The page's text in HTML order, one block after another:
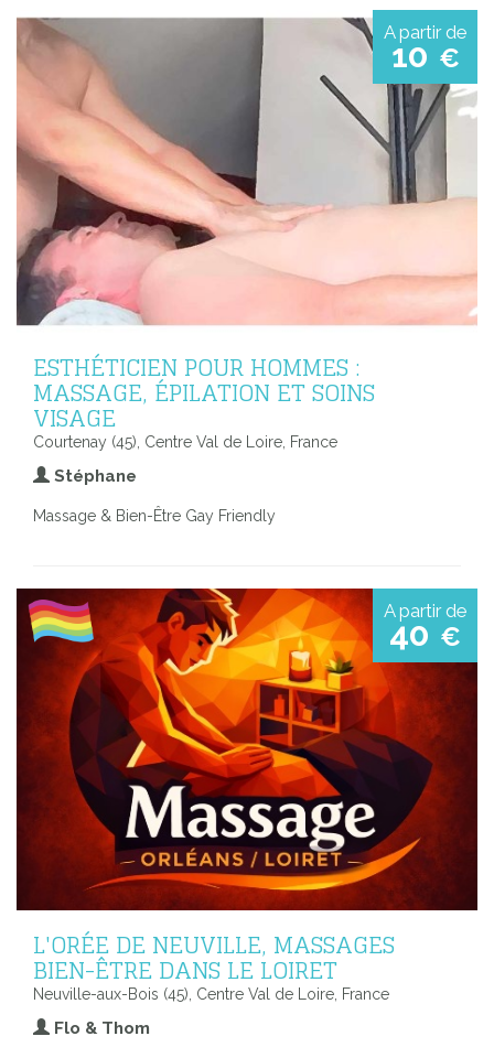
A partir de
10 €
ESTHÉTICIEN POUR HOMMES :
MASSAGE, ÉPILATION ET SOINS
VISAGE
Courtenay (45), Centre Val de Loire, France
Stéphane
Massage & Bien-Être Gay Friendly
A partir de
40 €
L'ORÉE DE NEUVILLE, MASSAGES
BIEN-ÊTRE DANS LE LOIRET
Neuville-aux-Bois (45), Centre Val de Loire, France
Flo & Thom